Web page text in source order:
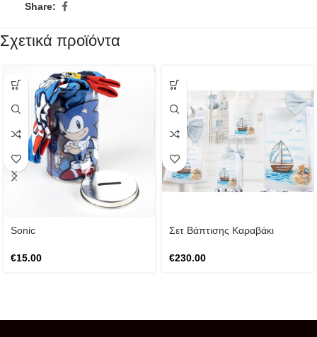
Share:
Σχετικά προϊόντα
Sonic
€15.00
Σετ Βάπτισης Καραβάκι
€230.00